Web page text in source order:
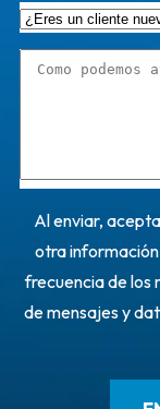
Al enviar,
otra
frecuencia de los
de mensajes y